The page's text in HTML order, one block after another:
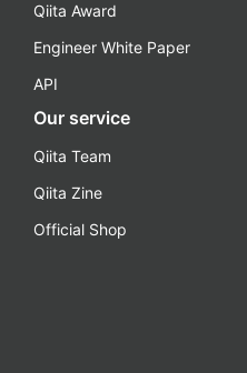
Qiita Award
Engineer White Paper
API
Our service
Qiita Team
Qiita Zine
Official Shop